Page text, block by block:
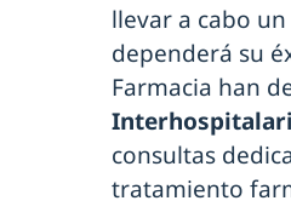
llevar a cabo
dependerá su
Farmacia han
consultas
tratamiento